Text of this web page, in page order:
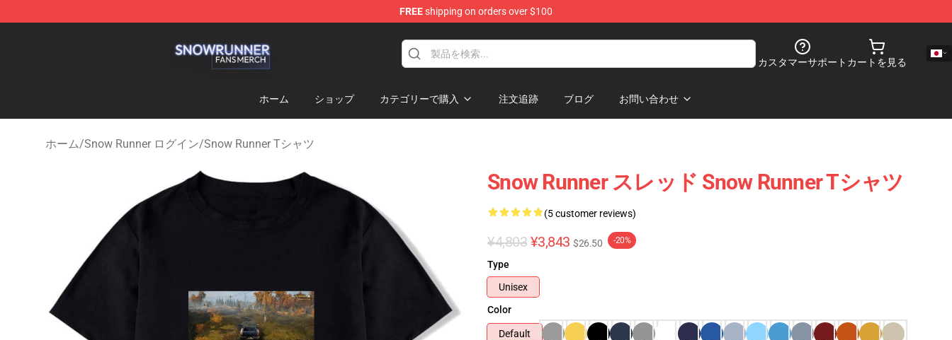
FREEshipping on orders over $100
カスタマーサポート カートを見る
ホーム ショップ カテゴリーで購入 注文追跡 ブログ お問い合わせ
ホーム/Snow Runner ログイン/Snow Runner Tシャツ
Snow Runner スレッド Snow Runner Tシャツ
(5 customer reviews)
¥4,803 ¥3,843 $26.50 -20%
Type
Unisex
Color
Default